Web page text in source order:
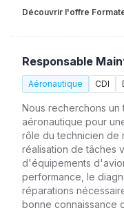
Découvrir l'offre
Responsable
Aéronautique CDI
Nous recherchons un
aéronautique pour
rôle du technicien de
réalisation de tâches
d'équipements
performance, le
réparations
bonne connaissance